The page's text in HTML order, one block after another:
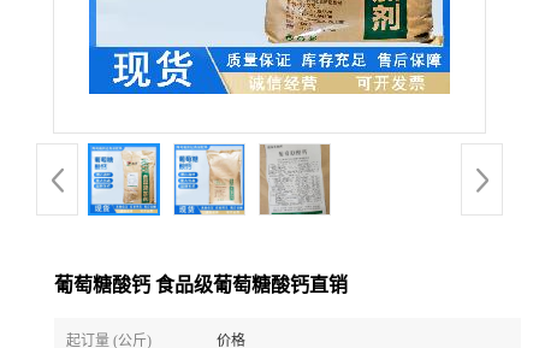
葡萄糖酸钙 食品级葡萄糖酸钙直销
起订量 (公斤) 价格